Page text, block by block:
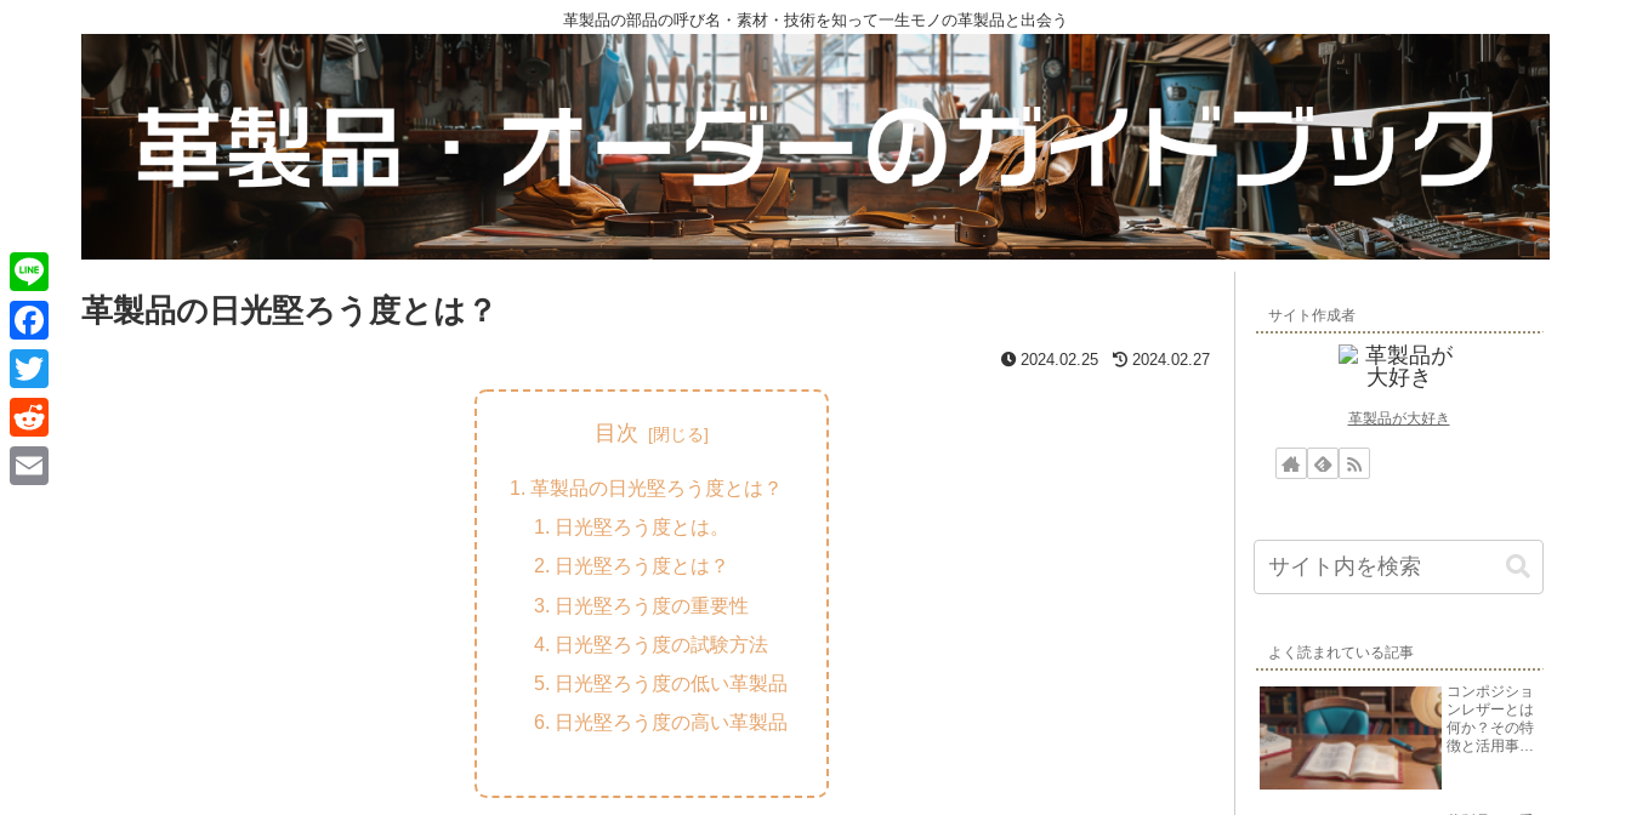
革製品の部品の呼び名・素材・技術を知って一生モノの革製品と出会う
革製品の日光堅ろう度とは？
2024.02.25 2024.02.27
目次
革製品の日光堅ろう度とは？
日光堅ろう度とは。
日光堅ろう度とは？
日光堅ろう度の重要性
日光堅ろう度の試験方法
日光堅ろう度の低い革製品
日光堅ろう度の高い革製品
サイト作成者
革製品が大好き
よく読まれている記事
コンポジショ
ンレザーとは
何か？その特
徴と活用事例
L
i
n
e
F
a
c
e
T
w
i
R